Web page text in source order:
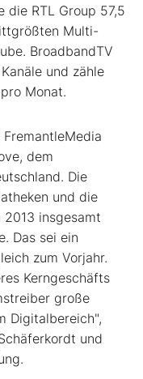
die RTL Group 57,5
Multi-
BroadbandTV
und zähle
Monat.
dem
Die
und die
2013 insgesamt
Das sei ein
zum Vorjahr.
Kerngeschäfts
große
Digitalbereich",
und